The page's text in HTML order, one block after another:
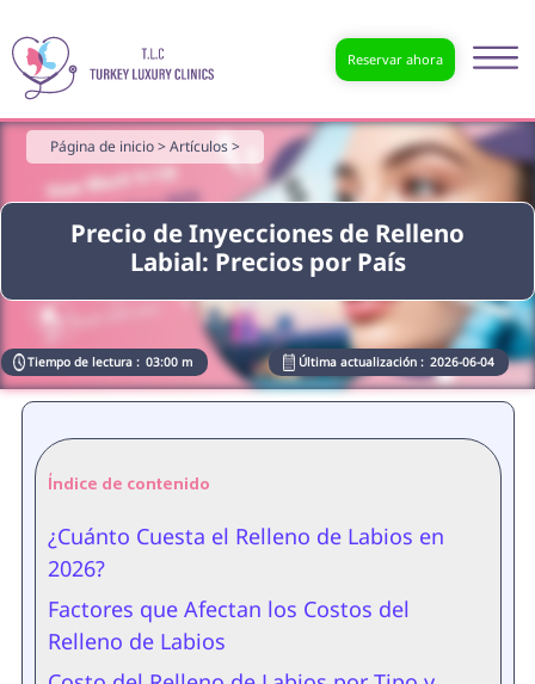
Reservar ahora
Precio de Inyecciones de Relleno
Labial: Precios por País
Página de inicio >Artículos >
Tiempo de lectura : 03:00 m Última actualización : 2026-06-04
Índice de contenido
¿Cuánto Cuesta el Relleno de Labios en
2026?
Factores que Afectan los Costos del
Relleno de Labios